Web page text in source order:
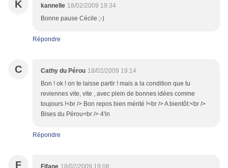
K kannelle 18/02/2009 19:34
Bonne pause Cécile ;-)
Répondre
C Cathy du Pérou 18/02/2009 19:14
Bon ! ok ! on te laisse partir ! mais a la condition que tu
reviennes vite, vite , avec plein de bonnes idées comme
toujours !<br /> Bon repos bien mérité !<br /> A bientôt:<br />
Bises du Pérou<br /> 4'in
Répondre
F Fifane 18/02/2009 19:08